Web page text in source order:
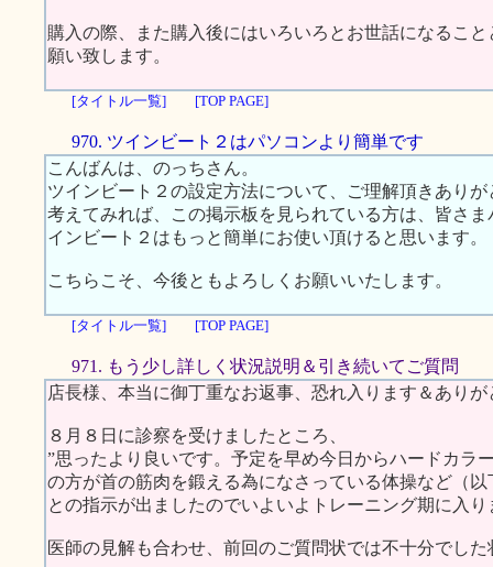
購入の際、また購入後にはいろいろとお世話になるこ
願い致します。
[タイトル一覧] [TOP PAGE]
970. ツインビート２はパソコンより簡単です
こんばんは、のっちさん。
ツインビート２の設定方法について、ご理解頂きあり
考えてみれば、この掲示板を見られている方は、皆さ
インビート２はもっと簡単にお使い頂けると思います。
こちらこそ、今後ともよろしくお願いいたします。
[タイトル一覧] [TOP PAGE]
971. もう少し詳しく状況説明＆引き続いてご質問
店長様、本当に御丁重なお返事、恐れ入ります＆あり
８月８日に診察を受けましたところ、
”思ったより良いです。予定を早め今日からハードカラ
の方が首の筋肉を鍛える為になさっている体操など（
との指示が出ましたのでいよいよトレーニング期に入り
医師の見解も合わせ、前回のご質問状では不十分でし